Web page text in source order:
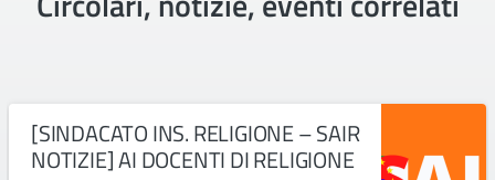
[SINDACATO INS. RELIGIONE – SAIR
NOTIZIE] AI DOCENTI DI RELIGIONE